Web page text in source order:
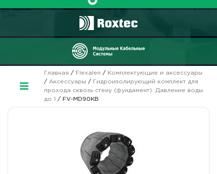
Главная / Flexalen / Комплектующие и аксессуары
/ Аксессуары / Гидроизолирующий комплект для
прохода сквозь стену (фундамент). Давление воды
до 1
/ FV-MD90KB